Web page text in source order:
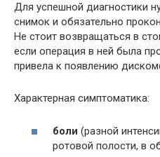
Для успешной диагностики
снимок и обязательно
Не стоит возвращаться в
если операция в ней была
привела к появлению
Характерная симптоматика:
боли (разной
ротовой полости, в